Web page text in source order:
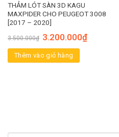
THẢM LÓT SÀN 3D KAGU
MAXPIDER CHO PEUGEOT 3008
[2017 – 2020]
3.500.000₫ 3.200.000₫
Thêm vào giỏ hàng